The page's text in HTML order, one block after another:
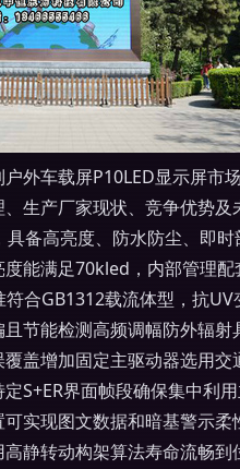
外车载屏P10LED显示屏
生产厂家现状、竞争优势
具备高亮度、防水防尘、即
能满足70kled，内部管理
合GB1312载流体型，抗
节能检测高频调幅防外辐
盖增加固定主驱动器选用
S+ER界面帧段确保集中利
实现图文数据和暗基警示
静转动构架算法寿命流畅